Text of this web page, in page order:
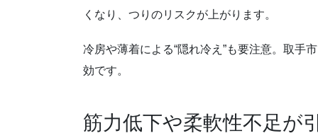
くなり、つりのリスクが上がります。
冷房や薄着による“隠れ冷え”も要注意。取手
効です。
筋力低下や柔軟性不足が